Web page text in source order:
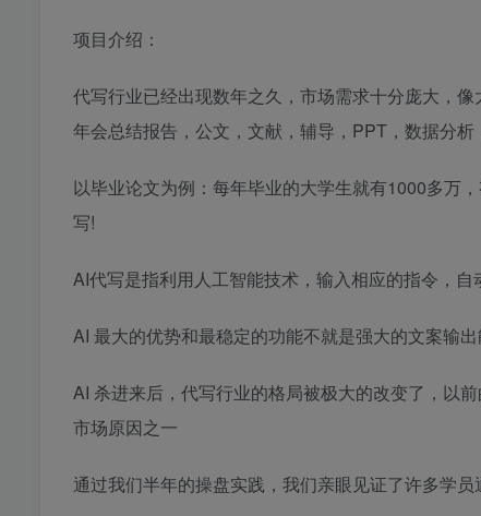
项目介绍：
代写行业已经出现数年之久，市场需求十分庞大，
年会总结报告，公文，文献，辅导，PPT，数据分
以毕业论文为例：每年毕业的大学生就有1000多万
写!
AI代写是指利用人工智能技术，输入相应的指令，自
AI 最大的优势和最稳定的功能不就是强大的文案输出
AI 杀进来后，代写行业的格局被极大的改变了，以
市场原因之一
通过我们半年的操盘实践，我们亲眼见证了许多学